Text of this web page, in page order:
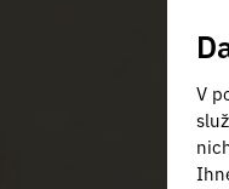
V